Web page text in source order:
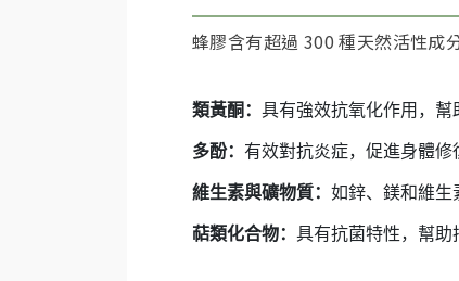
蜂膠含有超過 300 種天然活性成
類黃酮： 具有強效抗氧化作用，幫
多酚： 有效對抗炎症，促進身體修
維生素與礦物質： 如鋅、鎂和維生
萜類化合物： 具有抗菌特性，幫助